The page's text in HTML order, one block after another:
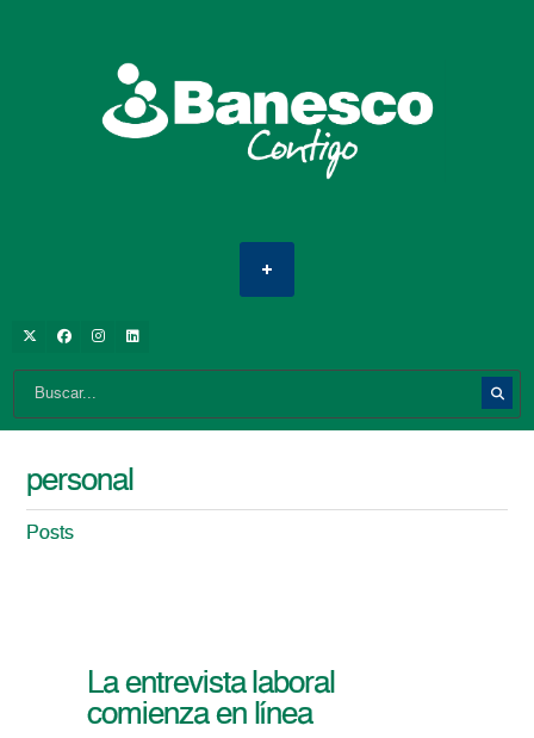
personal
Posts
La entrevista laboral
comienza en línea